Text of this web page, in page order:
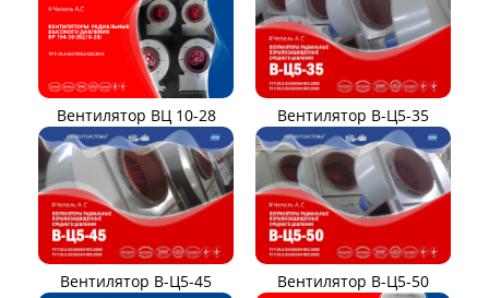
Вентилятор ВЦ 10-28 Вентилятор В-Ц5-35
Вентилятор В-Ц5-45 Вентилятор В-Ц5-50